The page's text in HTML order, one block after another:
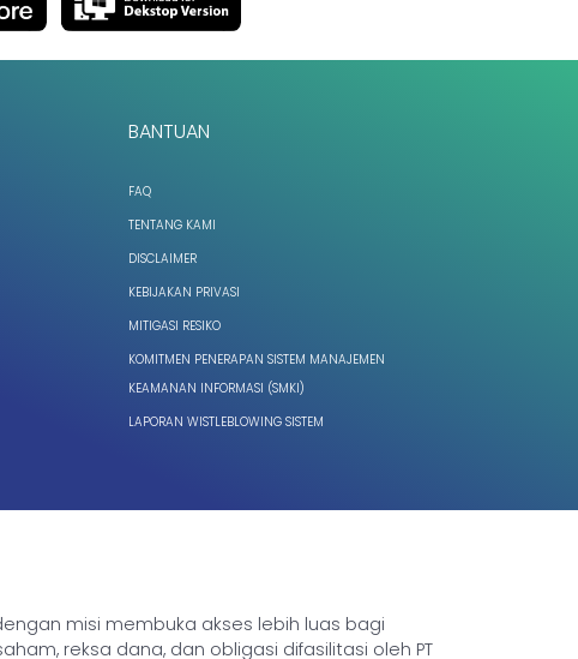
BANTUAN
FAQ
TENTANG KAMI
DISCLAIMER
KEBIJAKAN PRIVASI
MITIGASI RESIKO
KOMITMEN PENERAPAN SISTEM MANAJEMEN
KEAMANAN INFORMASI (SMKI)
LAPORAN WISTLEBLOWING SISTEM
misi membuka akses lebih luas bagi
reksa dana, dan obligasi difasilitasi oleh PT